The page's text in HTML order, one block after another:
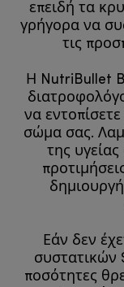
επειδή τα
γρήγορα να
τις
Η NutriBullet
να
σώμα σας.
της υγείας
Εάν δεν
συστατικών
ποσότητες